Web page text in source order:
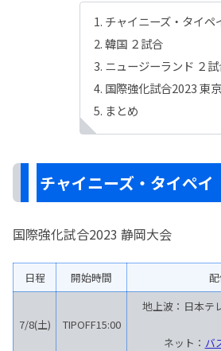
チャイニーズ・タイペ
韓国 ２試合
ニュージーランド ２
国際強化試合2023 東
まとめ
チャイニーズ・タイペイ
国際強化試合2023 静岡大会
日程 開始時間
7/8(土) TIPOFF15:00
地上波：日本テ
ネット： バ